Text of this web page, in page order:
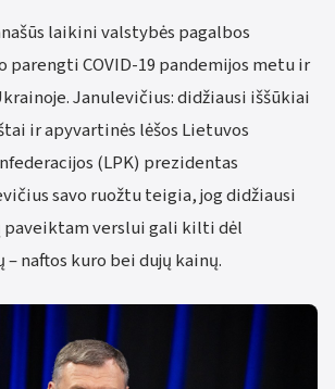
laikini valstybės pagalbos
COVID-19 pandemijos metu ir
Janulevičius: didžiausi iššūkiai
ir apyvartinės lėšos Lietuvos
(LPK) prezidentas
savo ruožtu teigia, jog didžiausi
verslui gali kilti dėl
naftos kuro bei dujų kainų.